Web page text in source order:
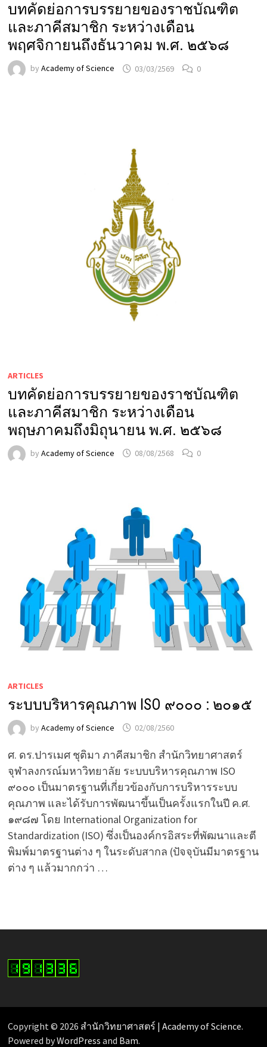
บทคัดย่อการบรรยายของราชบัณฑิต
และภาคีสมาชิก ระหว่างเดือน
พฤศจิกายนถึงธันวาคม พ.ศ. ๒๕๖๘
by Academy of Science 03/03/2569 0
ARTICLES
บทคัดย่อการบรรยายของราชบัณฑิต
และภาคีสมาชิก ระหว่างเดือน
พฤษภาคมถึงมิถุนายน พ.ศ. ๒๕๖๘
by Academy of Science 08/08/2568 0
ARTICLES
ระบบบริหารคุณภาพ ISO ๙๐๐๐ : ๒๐๑๕
by Academy of Science 02/08/2560
ศ. ดร.ปารเมศ ชุติมา ภาคีสมาชิก สำนักวิทยาศาสตร์
จุฬาลงกรณ์มหาวิทยาลัย ระบบบริหารคุณภาพ ISO
๙๐๐๐ เป็นมาตรฐานที่เกี่ยวข้องกับการบริหารระบบ
คุณภาพ และได้รับการพัฒนาขึ้นเป็นครั้งแรกในปี ค.ศ.
๑๙๘๗ โดย International Organization for
Standardization (ISO) ซึ่งเป็นองค์กรอิสระที่พัฒนาและตี
พิมพ์มาตรฐานต่าง ๆ ในระดับสากล (ปัจจุบันมีมาตรฐาน
ต่าง ๆ แล้วมากกว่า …
Copyright © 2026 สำนักวิทยาศาสตร์ | Academy of Science.
Powered byWordPress and Bam.